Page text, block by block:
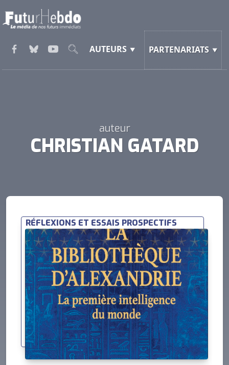
AUTEURS PARTENARIATS
auteur
CHRISTIAN GATARD
RÉFLEXIONS ET ESSAIS PROSPECTIFS